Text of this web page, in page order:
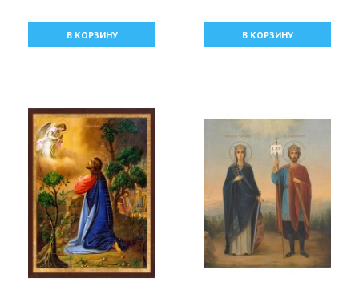
В КОРЗИНУ В КОРЗИНУ